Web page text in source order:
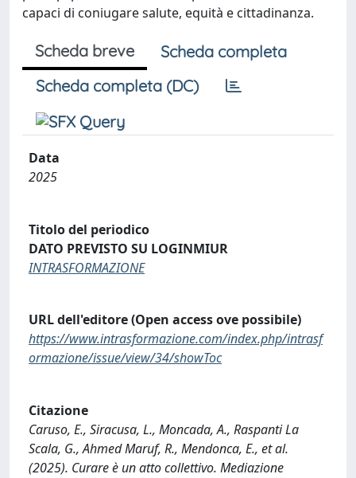
capaci di coniugare salute, equità e cittadinanza.
Scheda breve
Scheda completa
Scheda completa (DC)
Data
2025
Titolo del periodico
DATO PREVISTO SU LOGINMIUR
INTRASFORMAZIONE
URL dell'editore (Open access ove possibile)
https://www.intrasformazione.com/index.php/intrasf
ormazione/issue/view/34/showToc
Citazione
Caruso, E., Siracusa, L., Moncada, A., Raspanti La
Scala, G., Ahmed Maruf, R., Mendonca, E., et al.
(2025). Curare è un atto collettivo. Mediazione